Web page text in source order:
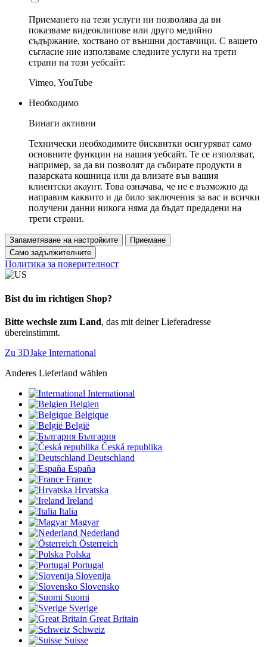
Приемането на тези услуги ни позволява да ви
показваме видеоклипове или друго медийно
съдържание, хоствано от външни доставчици. С вашето
съгласие ние използваме следните услуги на трети
страни на този уебсайт:
Vimeo, YouTube
Необходимо
Винаги активни
Технически необходимите бисквитки осигуряват само
основните функции на нашия уебсайт. Те се използват,
например, за да ви позволят да събирате продукти в
пазарската кошница или да влизате във вашия
клиентски акаунт. Това означава, че не е възможно да
направим каквито и да било заключения за вас и всички
получени данни никога няма да бъдат предадени на
трети страни.
Запаметяване на настройките
Приемане
Само задължителните
Политика за поверителност
Bist du im richtigen Shop?
Bitte wechsle zum Land, das mit deiner Lieferadresse
übereinstimmt.
Zu 3DJake International
Anderes Lieferland wählen
International
Belgien
Belgique
België
България
Česká republika
Deutschland
España
France
Hrvatska
Ireland
Italia
Magyar
Nederland
Österreich
Polska
Portugal
Slovenija
Slovensko
Suomi
Sverige
Great Britain
Schweiz
Suisse